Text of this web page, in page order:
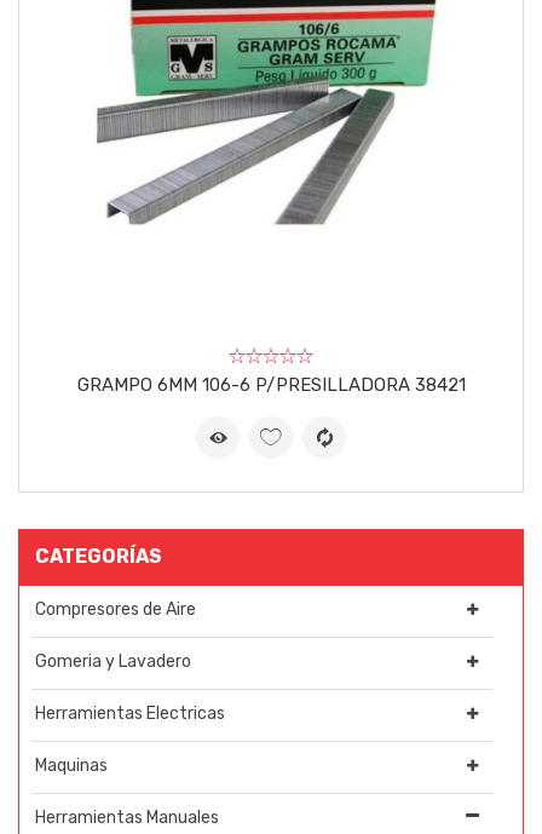
CATEGORÍAS
Compresores de Aire
Gomeria y Lavadero
Herramientas Electricas
Maquinas
Herramientas Manuales
GRAMPO 6MM 106-6 P/PRESILLADORA 38421